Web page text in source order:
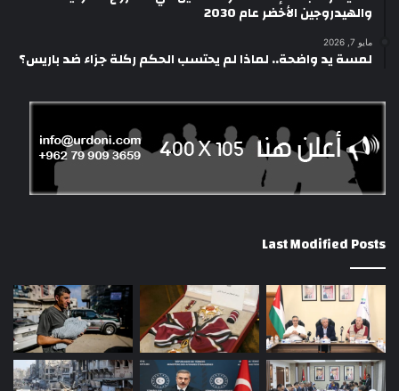
والهيدروجين الأخضر عام 2030
مايو 7, 2026
لمسة يد واضحة.. لماذا لم يحتسب الحكم ركلة جزاء ضد باريس؟
Last Modified Posts